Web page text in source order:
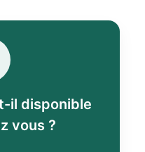
il disponible
vous ?